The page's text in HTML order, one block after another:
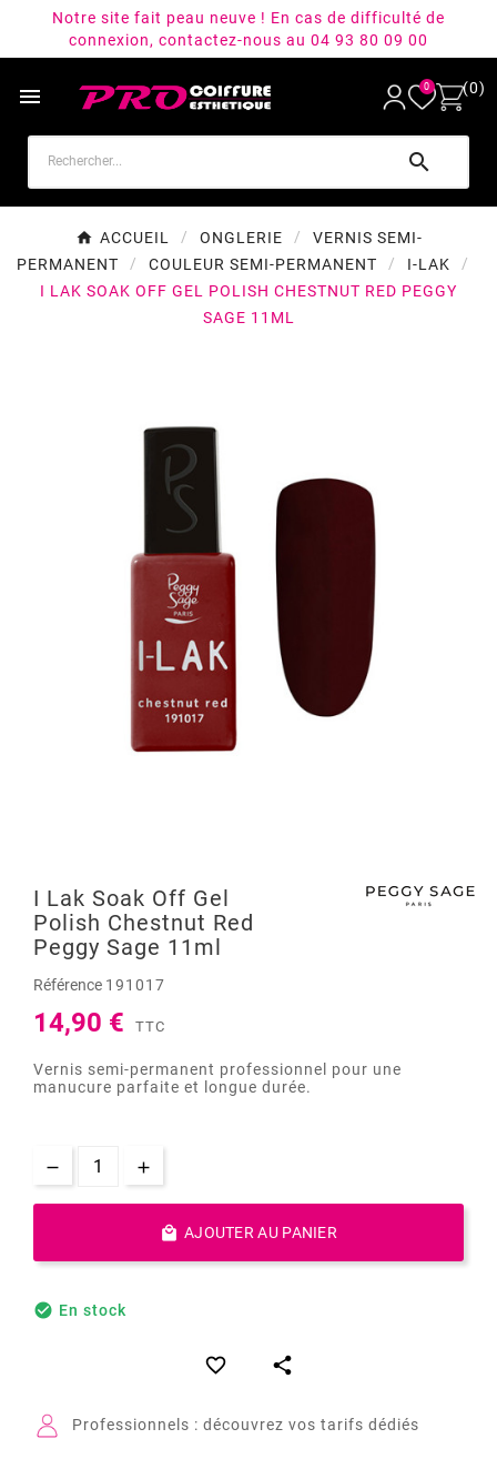
Notre site fait peau neuve ! En cas de difficulté de
connexion, contactez-nous au 04 93 80 09 00
 0 (0)

ACCUEIL ONGLERIE
VERNIS SEMI-
PERMANENT
COULEUR SEMI-PERMANENT
I-LAK
I LAK SOAK OFF GEL POLISH CHESTNUT RED PEGGY
SAGE 11ML
I Lak Soak Off Gel
Polish Chestnut Red
Peggy Sage 11ml
Référence 191017
14,90 € TTC
Vernis semi-permanent professionnel pour une
manucure parfaite et longue durée.
 AJOUTER AU PANIER
 En stock
 
Professionnels : découvrez vos tarifs dédiés